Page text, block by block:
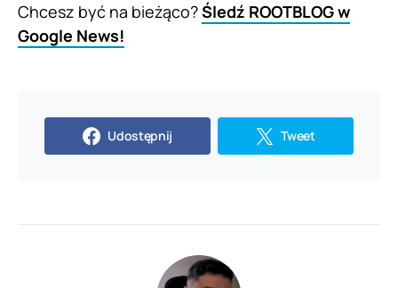
Chcesz być na bieżąco?Śledź ROOTBLOG w
Google News!
Udostępnij Tweet